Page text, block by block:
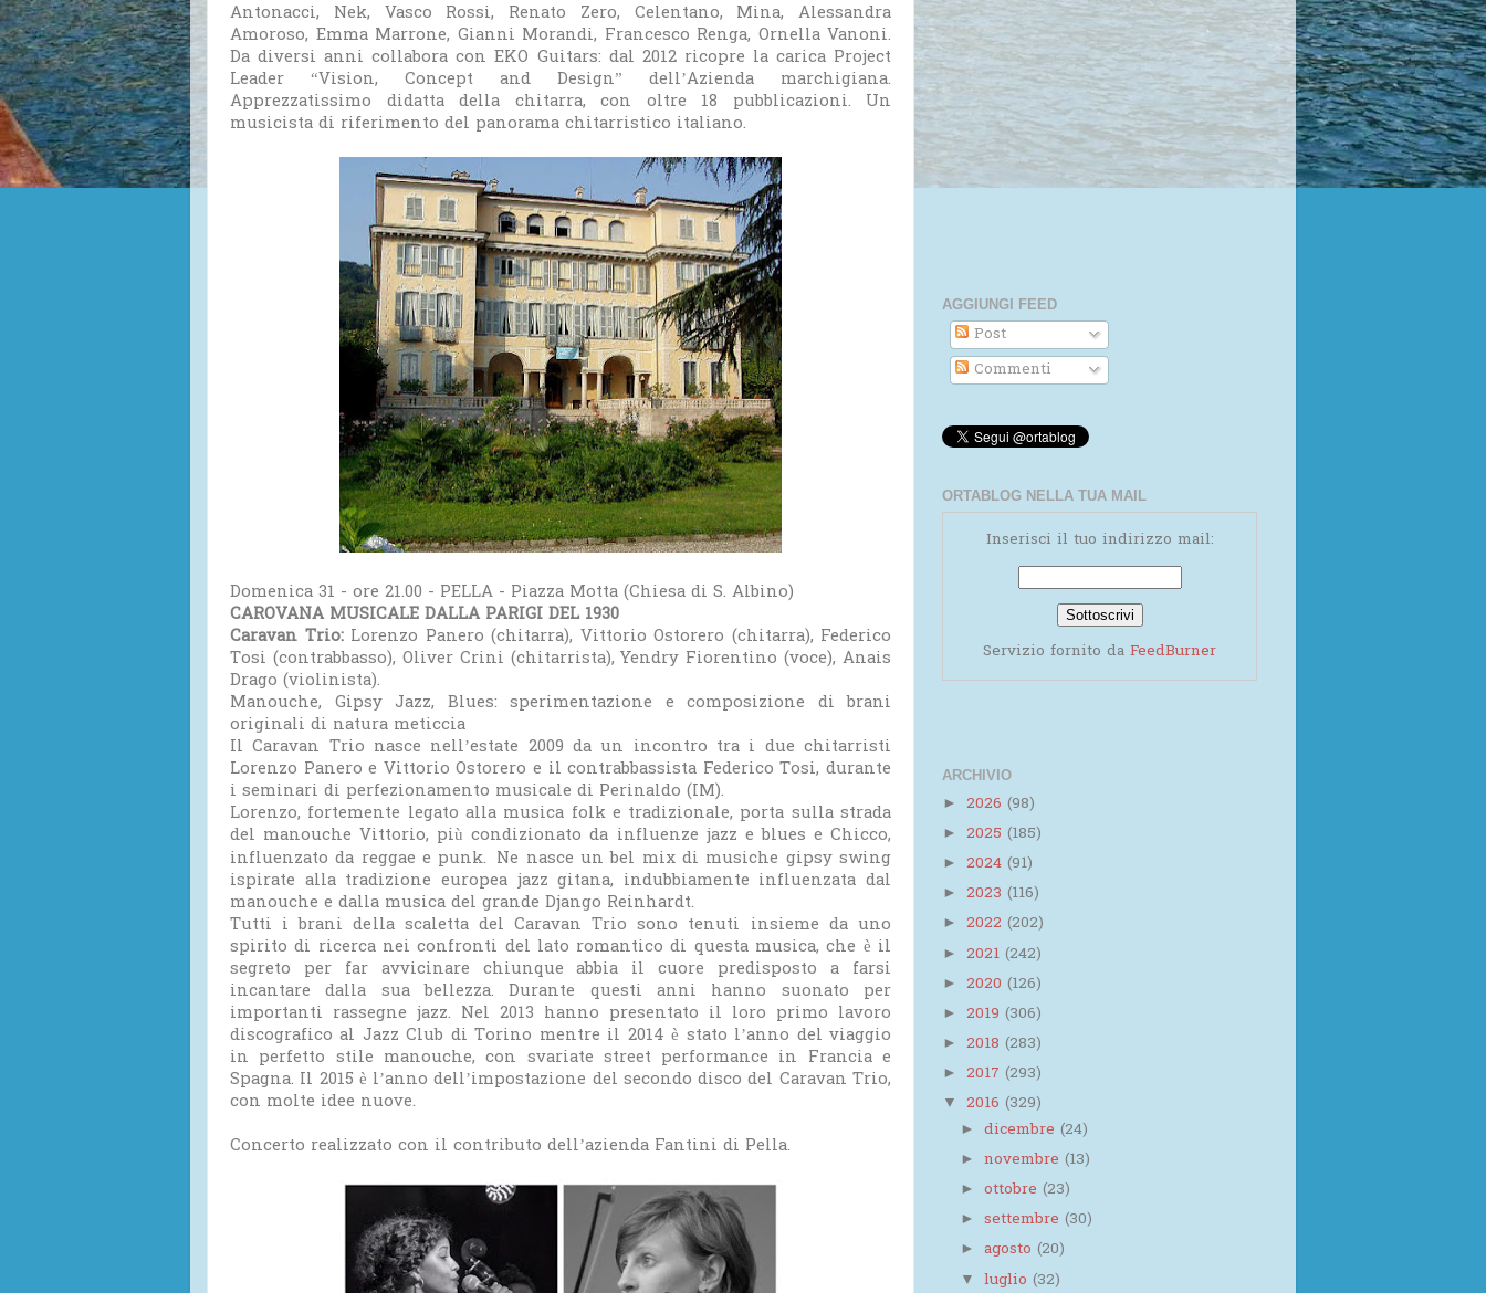
Antonacci, Nek, Vasco Rossi, Renato Zero, Celentano, Mina, Alessandra
Amoroso, Emma Marrone, Gianni Morandi, Francesco Renga, Ornella Vanoni.
Da diversi anni collabora con EKO Guitars: dal 2012 ricopre la carica Project
Leader “Vision, Concept and Design” dell’Azienda marchigiana.
Apprezzatissimo didatta della chitarra, con oltre 18 pubblicazioni. Un
musicista di riferimento del panorama chitarristico italiano.
Domenica 31 - ore 21.00 - PELLA - Piazza Motta (Chiesa di S. Albino)
CAROVANA MUSICALE DALLA PARIGI DEL 1930
Caravan Trio:Lorenzo Panero (chitarra), Vittorio Ostorero (chitarra), Federico
Tosi (contrabbasso), Oliver Crini (chitarrista), Yendry Fiorentino (voce), Anais
Drago (violinista).
Manouche, Gipsy Jazz, Blues: sperimentazione e composizione di brani
originali di natura meticcia
Il Caravan Trio nasce nell’estate 2009 da un incontro tra i due chitarristi
Lorenzo Panero e Vittorio Ostorero e il contrabbassista Federico Tosi, durante
i seminari di perfezionamento musicale di Perinaldo (IM).
Lorenzo, fortemente legato alla musica folk e tradizionale, porta sulla strada
del manouche Vittorio, più condizionato da influenze jazz e blues e Chicco,
influenzato da reggae e punk. Ne nasce un bel mix di musiche gipsy swing
ispirate alla tradizione europea jazz gitana, indubbiamente influenzata dal
manouche e dalla musica del grande Django Reinhardt.
Tutti i brani della scaletta del Caravan Trio sono tenuti insieme da uno
spirito di ricerca nei confronti del lato romantico di questa musica, che è il
segreto per far avvicinare chiunque abbia il cuore predisposto a farsi
incantare dalla sua bellezza. Durante questi anni hanno suonato per
importanti rassegne jazz. Nel 2013 hanno presentato il loro primo lavoro
discografico al Jazz Club di Torino mentre il 2014 è stato l’anno del viaggio
in perfetto stile manouche, con svariate street performance in Francia e
Spagna. Il 2015 è l’anno dell’impostazione del secondo disco del Caravan Trio,
con molte idee nuove.
Concerto realizzato con il contributo dell’azienda Fantini di Pella.
Powered by Helplogger
AGGIUNGI FEED
Post
Commenti
ORTABLOG NELLA TUA MAIL
Inserisci il tuo indirizzo mail:
Servizio fornito da FeedBurner
ARCHIVIO
► 2026 (98)
► 2025 (185)
► 2024 (91)
► 2023 (116)
► 2022 (202)
► 2021 (242)
► 2020 (126)
► 2019 (306)
► 2018 (283)
► 2017 (293)
▼ 2016 (329)
►dicembre(24)
►novembre(13)
►ottobre(23)
►settembre(30)
►agosto(20)
▼luglio(32)